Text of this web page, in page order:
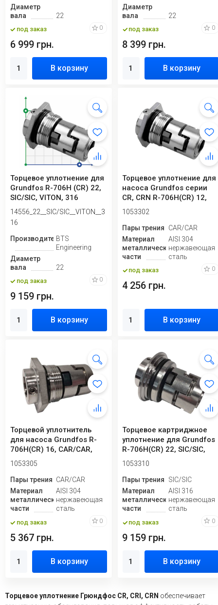
Диаметр
вала
22
под заказ 0
6 999 грн.
В корзину
Диаметр
вала
22
под заказ 0
8 399 грн.
В корзину
Торцевое уплотнение для
Grundfos R-706H (CR) 22,
SIC/SIC, VITON, 316
14556_22__SIC/SIC__VITON__3
16
ПроизводительBTS
Engineering
Диаметр
вала
22
под заказ 0
9 159 грн.
В корзину
Торцевое уплотнение для
насоса Grundfos серии
CR, CRN R-706H(CR) 12,
CAR/CAR,...
1053302
Пары трения
CAR/CAR
Материал
металлической
части
AISI 304
нержавеющая
сталь
под заказ 0
4 256 грн.
В корзину
Торцевой уплотнитель
для насоса Grundfos R-
706H(CR) 16, CAR/CAR,
VITON, 304
1053305
Пары трения CAR/CAR
Материал
металлической
части
AISI 304
нержавеющая
сталь
под заказ 0
5 367 грн.
В корзину
Торцевое картриджное
уплотнение для Grundfos
R-706H(CR) 22, SIC/SIC,
VITON, 3...
1053310
Пары трения
SIC/SIC
Материал
металлической
части
AISI 316
нержавеющая
сталь
под заказ 0
9 159 грн.
В корзину
Торцевое уплотнение Грюндфос CR, CRI, CRN обеспечивает